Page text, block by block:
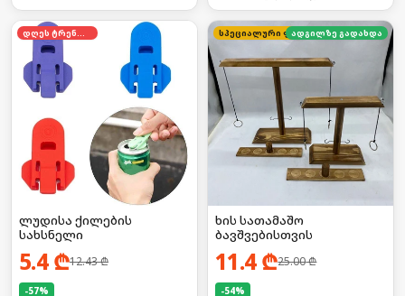
დღეს ტრენდში
ლუდისა ქილების
სახსნელი
5.4₾12.43₾
-57%
სპეციალური ფასი
ადგილზე გადახდა
ხის სათამაშო
ბავშვებისთვის
11.4₾25.00₾
-54%